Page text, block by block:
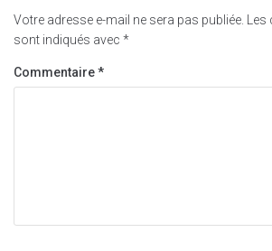
Votre adresse e-mail ne sera pas publiée. Les
sont indiqués avec *
Commentaire*